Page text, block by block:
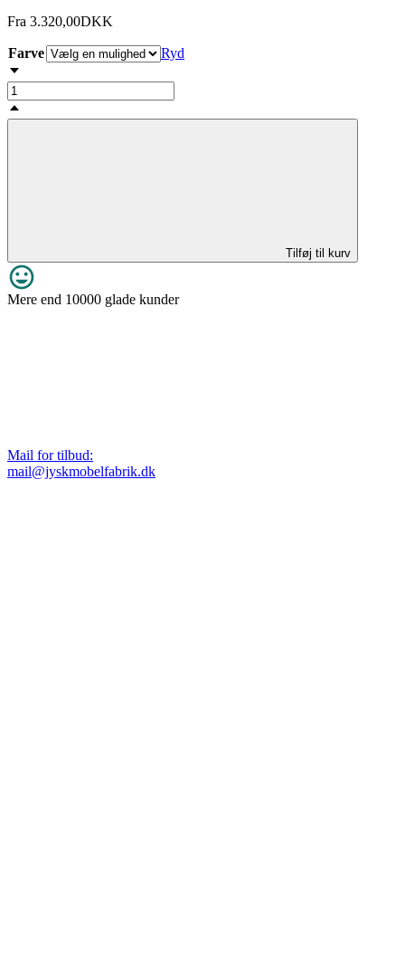
Fra 3.320,00DKK
Farve Ryd
Tilføj til kurv
Mere end 10000 glade kunder
Mail for tilbud:
mail@jyskmobelfabrik.dk